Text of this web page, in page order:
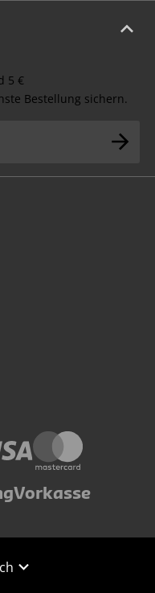
5 €
Bestellung sichern.
Vorkasse